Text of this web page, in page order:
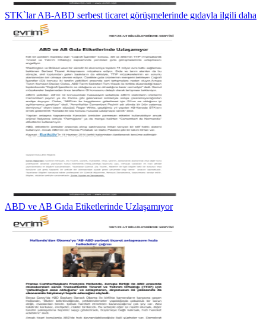
STK`lar AB-ABD serbest ticaret görüşmelerinde gıdayla ilgili daha
ABD ve AB Gıda Etiketlerinde Uzlaşamıyor